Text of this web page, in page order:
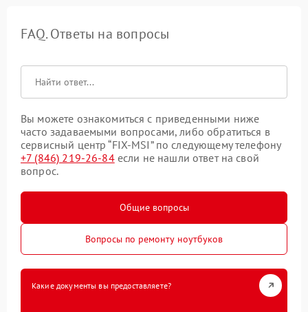
FAQ. Ответы на вопросы
Вы можете ознакомиться с приведенными ниже
часто задаваемыми вопросами, либо обратиться в
сервисный центр “FIX-MSI” по следующему телефону
+7 (846) 219-26-84если не нашли ответ на свой
вопрос.
Общие вопросы
Вопросы по ремонту ноутбуков
Какие документы вы предоставляете?